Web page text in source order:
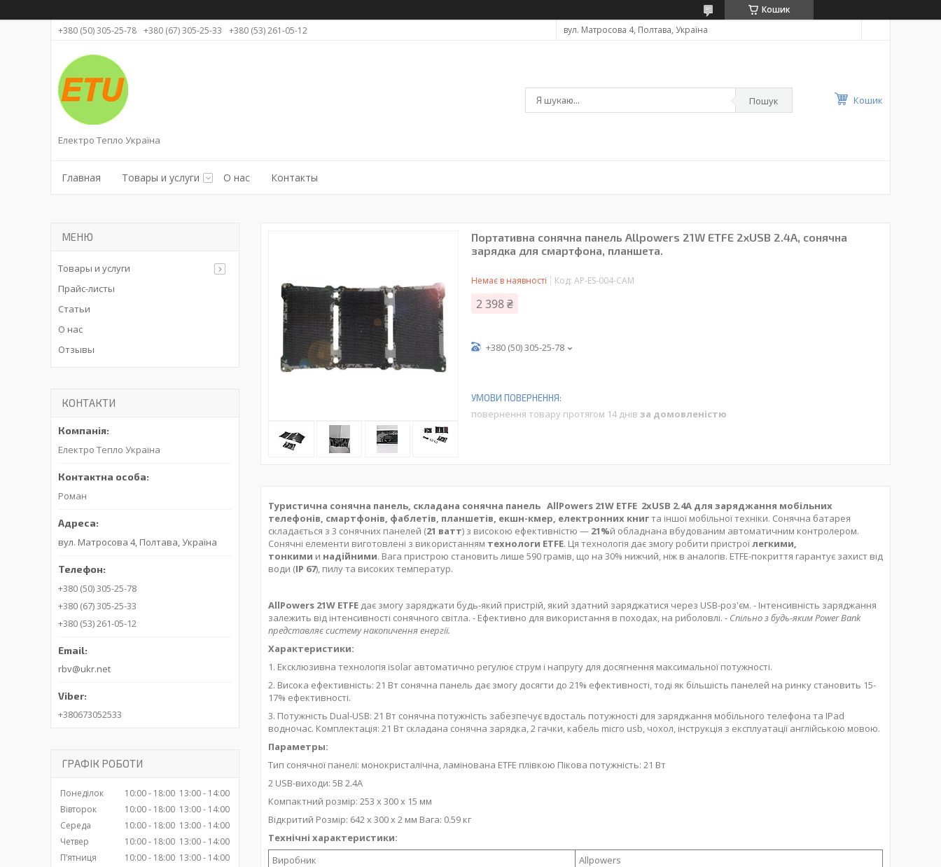
Кошик
+380 (50) 305-25-78 +380 (67) 305-25-33 +380 (53) 261-05-12 вул. Матросова 4, Полтава, Україна
Електро Тепло Україна
Пошук Кошик
Главная Товары и услуги О нас Контакты
Портативна сонячна панель Allpowers 21W ETFE 2xUSB 2.4A, сонячна
зарядка для смартфона, планшета.
Немає в наявності Код: AP-ES-004-CAM
2 398 ₴
+380 (50) 305-25-78
повернення товару протягом 14 днів за домовленістю
Туристична сонячна панель, складана сонячна панель AllPowers 21W ETFE 2xUSB 2.4A для заряджання мобільних
телефонів, смартфонів, фаблетів, планшетів, екшн-кмер, електронних книгта іншої мобільної техніки. Сонячна батарея
складається з 3 сонячних панелей (21 ватт) з високою ефективністю — 21%й обладнана вбудованим автоматичним контролером.
Сонячні елементи виготовлені з використанням технологи ETFE. Ця технологія дає змогу робити пристроїлегкими,
тонкими и надійними. Вага пристрою становить лише 590 грамів, що на 30% нижчий, ніж в аналогів. ETFE-покриття гарантує захист від
води (IP 67), пилу та високих температур.
AllPowers 21W ETFE дає змогу заряджати будь-який пристрій, який здатний заряджатися через USB-роз'єм. - Інтенсивність заряджання
залежить від інтенсивності сонячного світла. - Ефективно для використання в походах, на риболовлі. - Спільно з будь-яким Power Bank
представляє систему накопичення енергії.
Характеристики:
1. Ексклюзивна технологія isolar автоматично регулює струм і напругу для досягнення максимальної потужності.
2. Висока ефективність: 21 Вт сонячна панель дає змогу досягти до 21% ефективності, тоді як більшість панелей на ринку становить 15-
17% ефективності.
3. Потужність Dual-USB: 21 Вт сонячна потужність забезпечує вдосталь потужності для заряджання мобільного телефона та IPad
водночас. Комплектація: 21 Вт складана сонячна зарядка, 2 гачки, кабель micro usb, чохол, інструкція з експлуатації англійською мовою.
Параметры:
Тип сонячної панелі: монокристалічна, ламінована ETFE плівкою Пікова потужність: 21 Вт
2 USB-виходи: 5В 2.4А
Компактний розмір: 253 x 300 x 15 мм
Відкритий Розмір: 642 x 300 x 2 мм Вага: 0.59 кг
Технічні характеристики:
Виробник
Allpowers
Товары и услуги
Прайс-листы
Статьи
О нас
Отзывы
КОНТАКТИ
Електро Тепло Україна
Роман
вул. Матросова 4, Полтава, Україна
+380 (50) 305-25-78
+380 (67) 305-25-33
+380 (53) 261-05-12
rbv@ukr.net
+380673052533
ГРАФІК РОБОТИ
Понеділок 10:00 18:00 13:00
14:00
Вівторок
10:00 18:00 13:00
14:00
Середа
10:00 18:00 13:00
14:00
Четвер
10:00 18:00 13:00
14:00
Пʼятниця
10:00 18:00 13:00
14:00